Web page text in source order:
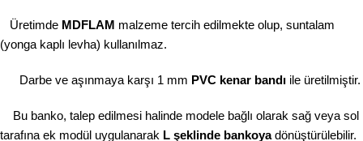
Üretimde MDFLAM malzeme tercih edilmekte olup, suntalam
(yonga kaplı levha) kullanılmaz.
Darbe ve aşınmaya karşı 1 mm PVC kenar bandı ile üretilmiştir.
Bu banko, talep edilmesi halinde modele bağlı olarak sağ veya sol
tarafına ek modül uygulanarak L şeklinde bankoyadönüştürülebilir.